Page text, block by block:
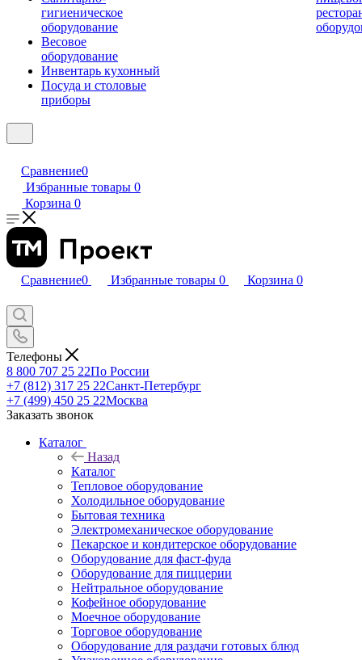
гигиеническое
оборудование
Весовое
оборудование
Инвентарь кухонный
Посуда и столовые
приборы
Сравнение0
Избранные товары 0
Корзина 0
Сравнение0 Избранные товары 0 Корзина 0
Телефоны
8 800 707 25 22По России
+7 (812) 317 25 22Санкт-Петербург
+7 (499) 450 25 22Москва
Заказать звонок
Каталог
Назад
Каталог
Тепловое оборудование
Холодильное оборудование
Бытовая техника
Электромеханическое оборудование
Пекарское и кондитерское оборудование
Оборудование для фаст-фуда
Оборудование для пиццерии
Нейтральное оборудование
Кофейное оборудование
Моечное оборудование
Торговое оборудование
Оборудование для раздачи готовых блюд